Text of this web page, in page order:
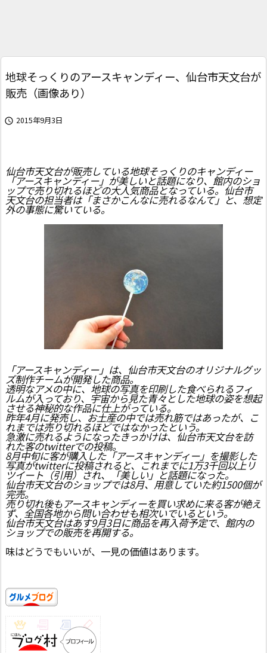
地球そっくりのアースキャンディー、仙台市天文台が
販売（画像あり）
 2015年9月3日
仙台市天文台が販売している地球そっくりのキャンディー
「アースキャンディー」が美しいと話題になり、館内のショ
ップで売り切れるほどの大人気商品となっている。仙台市
天文台の担当者は「まさかこんなに売れるなんて」と、想定
外の事態に驚いている。
「アースキャンディー」は、仙台市天文台のオリジナルグッ
ズ制作チームが開発した商品。
透明なアメの中に、地球の写真を印刷した食べられるフィ
ルムが入っており、宇宙から見た青々とした地球の姿を想起
させる神秘的な作品に仕上がっている。
昨年4月に発売し、お土産の中では売れ筋ではあったが、こ
れまでは売り切れるほどではなかったという。
急激に売れるようになったきっかけは、仙台市天文台を訪
れた客のtwitterでの投稿。
8月中旬に客が購入した「アースキャンディー」を撮影した
写真がtwitterに投稿されると、これまでに1万3千回以上リ
ツイート（引用）され、「美しい」と話題になった。
仙台市天文台のショップでは8月、用意していた約1500個が
完売。
売り切れ後もアースキャンディーを買い求めに来る客が絶え
ず、全国各地から問い合わせも相次いでいるという。
仙台市天文台はあす9月3日に商品を再入荷予定で、館内の
ショップでの販売を再開する。
味はどうでもいいが、一見の価値はあります。